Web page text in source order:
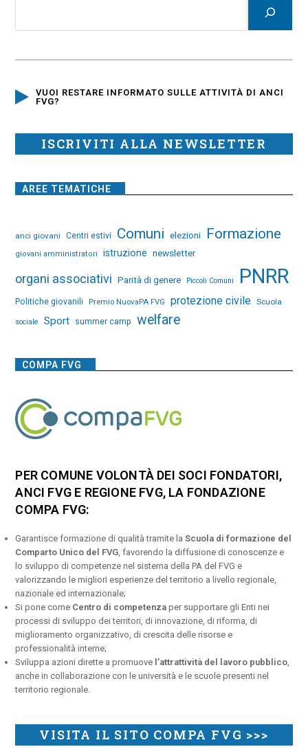
VUOI RESTARE INFORMATO SULLE ATTIVITÀ DI ANCI
FVG?
ISCRIVITI ALLA NEWSLETTER
AREE TEMATICHE
anci giovani Centri estivi Comuni elezioni Formazione
giovani amministratori istruzione newsletter
organi associativi Parità di genere Piccoli Comuni PNRR
Politiche giovanili Premio NuovaPA FVG protezione civile Scuola
sociale Sport summer camp welfare
COMPA FVG
PER COMUNE VOLONTÀ DEI SOCI FONDATORI,
ANCI FVG E REGIONE FVG, LA FONDAZIONE
COMPA FVG:
Garantisce formazione di qualità tramite laScuola di formazione del
Comparto Unico del FVG , favorendo la diffusione di conoscenze e
lo sviluppo di competenze nel sistema della PA del FVG e
valorizzando le migliori esperienze del territorio a livello regionale,
nazionale ed internazionale;
Si pone come Centro di competenza per supportare gli Enti nei
processi di sviluppo dei territori, di innovazione, di riforma, di
miglioramento organizzativo, di crescita delle risorse e
professionalità interne;
Sviluppa azioni dirette a promuove l’attrattività del lavoro pubblico
anche in collaborazione con le università e le scuole presenti nel
territorio regionale.
VISITA IL SITO COMPA FVG >>>